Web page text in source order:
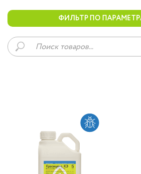
ФИЛЬТР ПО
Поиск
товаров